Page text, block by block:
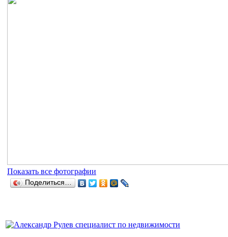
Показать все фотографии
Поделиться…